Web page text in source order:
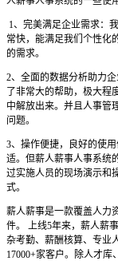
1、完美满足企业需求：
常快，能满足我们个性化
的需求。
2、全面的数据分析助力
了非常大的帮助，极大程
中解放出来。并且人事管
问题。
3、操作便捷，良好的使
适。但薪人薪事人事系统
过实施人员的现场演示和
式。
薪人薪事是一款覆盖人力
件。 上线5年来，薪人薪
杂考勤、薪酬核算、专业
17000+家客户。除人才